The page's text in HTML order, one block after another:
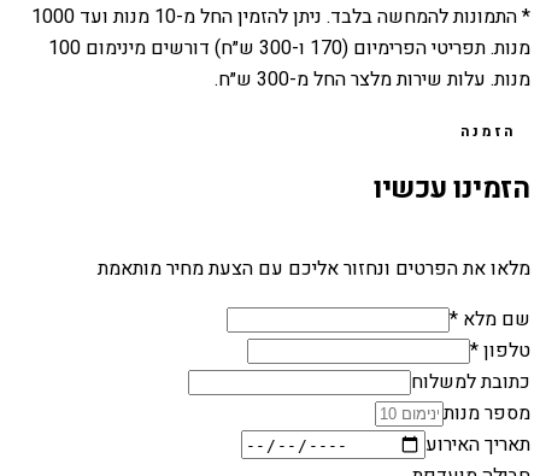
* התמונות להמחשה בלבד. ניתן להזמין החל מ-10 מנות ועד 1000
מנות. תפריטי הפרימיום (170 ו-300 ש״ח) דורשים מינימום 100
מנות. עלות שירות מלצר החל מ-300 ש״ח.
הזמנה
הזמינו עכשיו
מלאו את הפרטים ונחזור אליכם עם הצעת מחיר מותאמת
שם מלא *
טלפון *
כתובת למשלוח
מספר מנות
תאריך האירוע